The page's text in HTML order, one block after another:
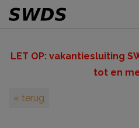
LET OP: vakantiesluiting
tot en
« terug